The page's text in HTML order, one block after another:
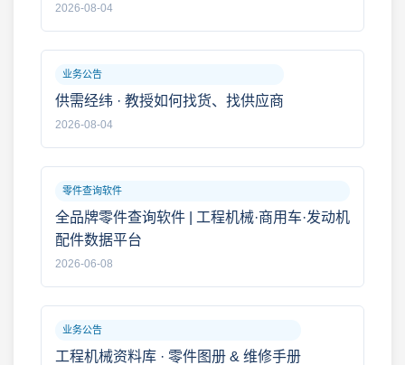
2026-08-04
业务公告
供需经纬 · 教授如何找货、找供应商
2026-08-04
零件查询软件
全品牌零件查询软件 | 工程机械·商用车·发动机
配件数据平台
2026-06-08
业务公告
工程机械资料库 · 零件图册 & 维修手册